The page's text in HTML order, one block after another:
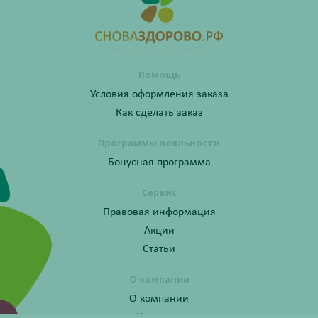
Помощь
Условия оформления заказа
Как сделать заказ
Программы лояльности
Бонусная программа
Сервис
Правовая информация
Акции
Статьи
О компании
О компании